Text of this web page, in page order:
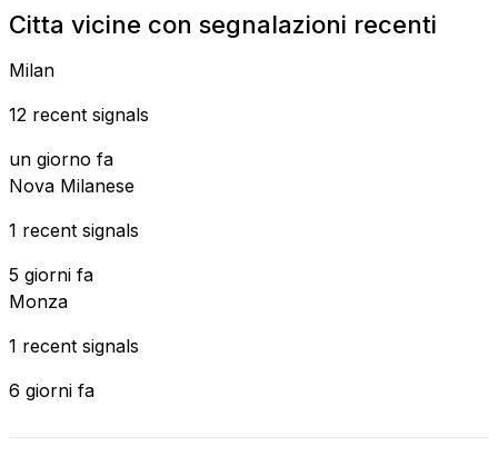
Citta vicine con segnalazioni recenti
Milan
12 recent signals
un giorno fa
Nova Milanese
1 recent signals
5 giorni fa
Monza
1 recent signals
6 giorni fa